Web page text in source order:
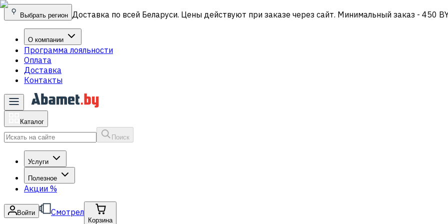
Выбрать регион Доставка по всей Беларуси. Цены действуют при заказе через сайт. Минимальный заказ - 450
О компании
Программа лояльности
Оплата
Доставка
Контакты
Каталог
Поиск
Услуги
Полезное
Акции %
Войти Смотрел
Корзина